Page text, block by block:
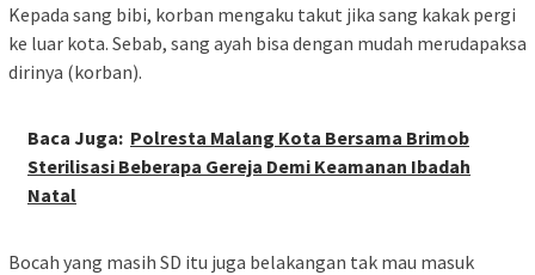
Kepada sang bibi, korban mengaku takut jika sang kakak pergi
ke luar kota. Sebab, sang ayah bisa dengan mudah merudapaksa
dirinya (korban).
Baca Juga: Polresta Malang Kota Bersama Brimob
Sterilisasi Beberapa Gereja Demi Keamanan Ibadah
Natal
Bocah yang masih SD itu juga belakangan tak mau masuk